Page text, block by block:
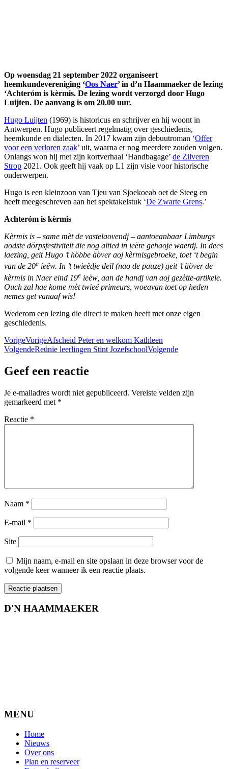
Op woensdag 21 september 2022 organiseert
heemkundevereniging ‘Oos Naer’ in d’n Haammaeker de lezing
‘Achteróm is kèrmis. De lezing wordt verzorgd door Hugo
Luijten. De aanvang is om 20.00 uur.
Hugo Luijten (1969) is historicus en schrijver en hij woont in
Antwerpen. Hugo publiceert regelmatig over geschiedenis,
heemkunde en dialecten. In 2017 kwam zijn debuutroman ‘Offer
voor een verloren zaak’ uit, waarna er nog meerdere zouden volgen.
Onlangs won hij met zijn kortverhaal ‘Handbagage’ de Zilveren
Strop 2021. Ook geeft hij vaak op L1 zijn visie voor historische
onderwerpen.
Hugo is een kleinzoon van Tjeu van Sjoekoeab oet de Steeg en
heeft meegeschreven aan het spektakelstuk ‘De Zwarte Grens.’
Achteróm is kèrmis
Kèrmis is – same mèt de vastelaovendj – aantoeanbaar Limburgs
aodste dörpsfestiviteit die nog altied in ieëre gehaoje waerdj. In dees
laezing, geit Hugo ’t höbbe äöver aoj kèrmisgebroeke, toet ‘t begin
van de 20e ieëw. In ’t twieëdje deil (nao de pauze) geit ’t äöver de
kèrmis in Naer eind 19e ieëw, aan de handj van aoj gezètte-artikele.
Ouch zal hae kome mèt twieë primeurs, woeavan toet op heden
nemes get vanaaf wis!
Wederom een lezing die direct te maken heeft met onze eigen
geschiedenis.
VorigeVorigeAfscheid Peter en welkom Kathleen
VolgendeReünie leerlingen Stint JozefschoolVolgende
Geef een reactie
Je e-mailadres wordt niet gepubliceerd. Vereiste velden zijn
gemarkeerd met *
Reactie *
Naam *
E-mail *
Site
Mijn naam, e-mail en site opslaan in deze browser voor de
volgende keer wanneer ik een reactie plaats.
D'N HAAMMAEKER
MENU
Home
Nieuws
Over ons
Plan en reserveer